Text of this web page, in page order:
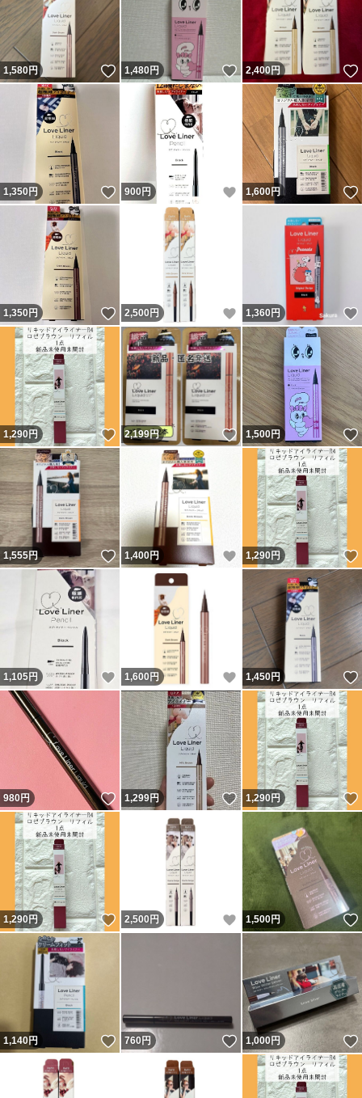
1,580円 いいね！
1,480円 いいね！
2,400円
1,350円 いいね！
900円 いいね！
1,600円
1,350円 いいね！
2,500 円 いいね！
1,360円
1,290円 いいね！
2,199円 いいね！
1,500円
1,555円 いいね！
1,400円 いいね！
1,290円
1,105円 いいね！
1,600 円 いいね！
1,450円
980円 いいね！
1,299円 いいね！
1,290円
1,290円 いいね！
2,500 円 いいね！
1,500円
1,140円 いいね！
760円 いいね！
1,000円